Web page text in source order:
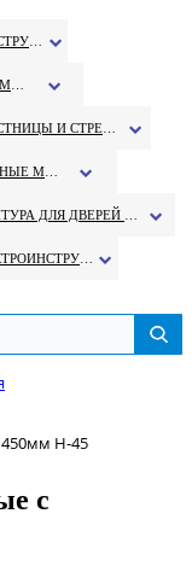
H-45
с